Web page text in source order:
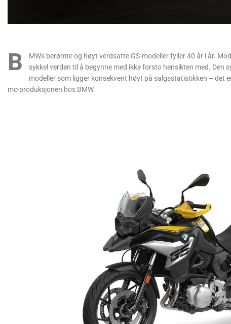
B
MWs berømte og høyt verdsatte GS-modeller fyller 40 år i år.
sykkel verden til å begynne med ikke forsto hensikten med.
modeller som ligger konsekvent høyt på salgsstatistikken – det
mc-produksjonen hos BMW.